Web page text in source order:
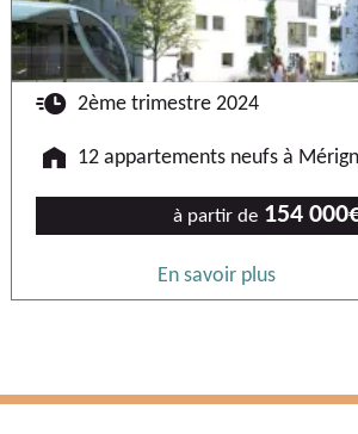
🕐 2ème trimestre 2024
🏠 12 appartements neufs à
à partir de 154
En savoir plus